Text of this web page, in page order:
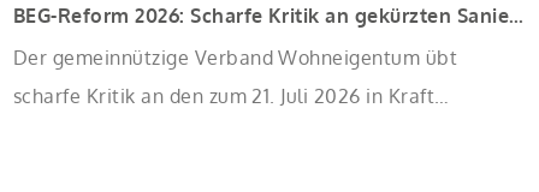
BEG-Reform 2026: Scharfe Kritik an gekürzten Sanierungsförderungen
Der gemeinnützige Verband Wohneigentum übt
scharfe Kritik an den zum 21. Juli 2026 in Kraft